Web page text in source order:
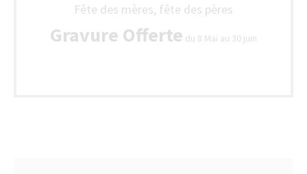
Fête des mères, fête des pères
Gravure Offerte du 8 Mai au 30 juin